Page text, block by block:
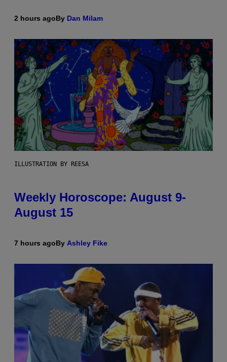
2 hours agoBy Dan Milam
ILLUSTRATION BY REESA
Weekly Horoscope: August 9-
August 15
7 hours agoBy Ashley Fike